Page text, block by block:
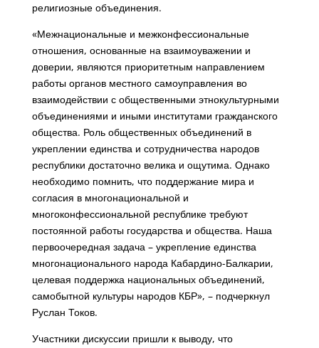
религиозные объединения.
«Межнациональные и межконфессиональные
отношения, основанные на взаимоуважении и
доверии, являются приоритетным направлением
работы органов местного самоуправления во
взаимодействии с общественными этнокультурными
объединениями и иными институтами гражданского
общества. Роль общественных объединений в
укреплении единства и сотрудничества народов
республики достаточно велика и ощутима. Однако
необходимо помнить, что поддержание мира и
согласия в многонациональной и
многоконфессиональной республике требуют
постоянной работы государства и общества. Наша
первоочередная задача – укрепление единства
многонационального народа Кабардино-Балкарии,
целевая поддержка национальных объединений,
самобытной культуры народов КБР», – подчеркнул
Руслан Токов.
Участники дискуссии пришли к выводу, что